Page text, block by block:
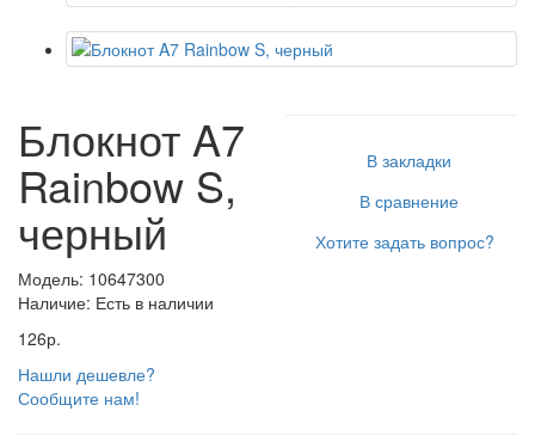
Блокнот A7
Rainbow S,
черный
Модель: 10647300
Наличие: Есть в наличии
126р.
Нашли дешевле?
Сообщите нам!
В закладки
В сравнение
Хотите задать вопрос?